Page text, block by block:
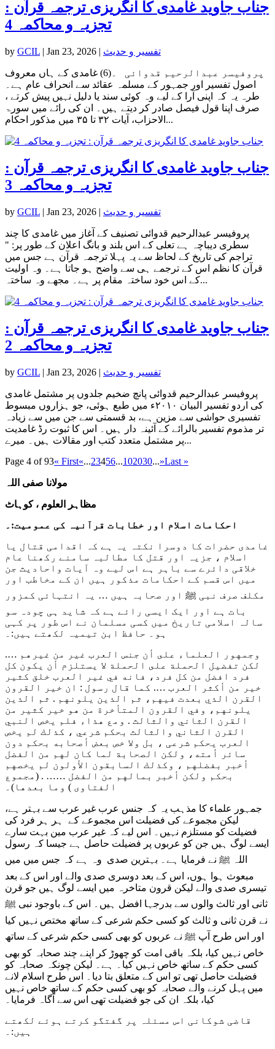
جناب جاوید غامدی کا انگریزی ترجمہ قرآن :
تجزیہ و محاکمہ 4
by GCIL | Jan 23, 2026 | تفسیر و حدیث
پروفیسر عبدالرحیم قدوائی ۔(6) غامدی کے ہاں معروف
اصول تفسیر اور جمہور کے مسلمہ عقائد سے انحراف عام ہے۔
طرہ یہ کہ اپنی آرا کے لیے وہ کوئی سند یا دلیل نہیں پیش کرتے ،
صرف اپنا قول فیصل صادر کر دیتے ہیں۔ ان کی رائے میں سورۃ
الاحزاب، آیات ۳۲ تا ۳۵ میں مذکور احکام...
جناب جاوید غامدی کا انگریزی ترجمہ قرآن :
تجزیہ و محاکمہ 3
by GCIL | Jan 23, 2026 | تفسیر و حدیث
پروفیسر عبدالرحیم قدوائی تصنیف کے آغاز میں غامدی کا چند
سطری دیباچہ ہے تعلی کے اس بلند و بانگ اعلان کے طور پر: "
تراجم کی تاریخ کے لحاظ سے یہ پہلا ترجمہ قرآن ہے جس میں
قرآن کا نظم اس کے ترجمے ہی سے واضح ہو جاتا ہے۔ وہ اولیت
کے اس خود ساختہ مقام پر ہے۔ مجھے وہ ساختہ...
جناب جاوید غامدی کا انگریزی ترجمہ قرآن :
تجزیہ و محاکمہ 2
by GCIL | Jan 23, 2026 | تفسیر و حدیث
پروفیسر عبدالرحیم قدوائی پانچ ضخیم جلدوں پر مشتمل غامدی
کی اردو تفسیر البیان ۲۰۱۰ء میں طبع ہوئی، جو ہزاروں مبسوط
تفسیری حواشی سے مزین ہے، بد قسمتی سے جن میں سے زیادہ
تر مذموم تفسیر بالرائے کے آئینہ دار ہیں۔ اس کا ثبوت رڈ غامدیت
پر مشتمل متعدد کتب اور مقالات ہیں۔ میرے...
Page 4 of 93« First«...23456...102030...»Last »
مظاہر العلوم ، کوہاٹ
احکامات اسلام اور خطابات قرآنیہ کی عمومیت:۔
غامدی حضرات کا دوسرا نکتہ یہ ہے کہ اقدامی قتال یا
اسلام ، جزیہ اور قتل کا مطالبہ سامنے رکھنا عام
خلاقی دائرے سے باہر ہے اس لیے وہ آیات واحادیث جن
میں اس قسم کے احکامات مذکور ہیں ان کے مخاطب اور
مکلف صرف نبی ﷺ اور صحابہ ہیں … یہ انتہائی کمزور
بات ہے اور ایک ایسی رائے ہے کہ شاید ہی چودہ سو
سالہ اسلامی تاریخ میں کسی مسلمان نے اس طور پر کہی
ہو۔ حافظ ابن تیمیہ لکھتے ہیں:۔
وجمهور العلماء على أن جنس العرب غير من غيرهم ….
لكن تفضيل الحملة على الحملة لا يستلزم أن يكون كل
فرد افضل من كل فرد، فانه في غير العرب خلق كثير
خير من أكثر العرب …. كما قال رسول : ان خير القرون
القرن الذي بعدت فيهم، ثم الذين يلونهم . ثم الذين
يلونهم، وفي القرون المتأخرة من هو خير كثير من
القرن الثاني والثالث . ومع هذاء فلم يخص النبي
القرن الثاني والثالث بحكم شرعي ، كذلك لم يخص
العرب يحكم شرعی ، بل ولا خص بعض أصحابه بحكم دون
سائر أمته، ولكن الصحابة لما كان لهم من الفضل
أخبر بفضلهم ، وكذلك السابقون الأولون لم يخصهم
بحكم ولكن أخبر بمالهم من الفضل …… . (مجموع
الفتاوى ) وما بعدها)۔
جمہور علماء کا مذہب یہ کہ جنس عرب غیر عرب سے بہتر ہے،
لیکن مجموعے کی فضیلت اس مجموعے کے ہر ہر فرد کی
فضیلت کو مستلزم نہیں۔ اس لیے کہ غیر عرب مین بہت سارے
ایسے لوگ ہیں جن کو عربوں پر فضیلت حاصل ہے جیسا کہ رسول
اللہ ﷺ نے فرمایا ہے۔ بہترین صدی وہ ہے کہ جس میں میں
مبعوث ہوا ہوں، اس کے بعد دوسری صدی والے اور اس کے بعد
تیسری صدی والے لیکن قرون متاخرہ میں ایسے لوگ ہیں جو قرن
ثانی اور ثالث والوں سے بدرجہا افضل ہیں۔ اس کے باوجود نبی ﷺ
نے قرن ثانی و ثالث کو کسی حکم شرعی کے ساتھ مختص نہیں کیا
اور اس طرح آپ ﷺ نے عربوں کو بھی کسی حکم شرعی کے ساتھ
خاص نہیں کیا، بلکہ باقی امت کو چھوڑ کر اپنے چند صحابہ کو بھی
کسی حکم کے ساتھ خاص نہیں کیا۔ ہے۔ لیکن چونکہ صحابہ کو
فضیلت حاصل تھی تو اس کے متعلق بتا دیا۔ اس طرح اسلام لانے
میں پہل کرنے والے صحابہ کو بھی کسی حکم کے ساتھ خاص نہیں
کیا، بلکہ ان کی جو فضیلت تھی اس سے آگاہ فرمایا۔
قاضی شوکانی اس مسئلہ پر گفتگو کرتے ہوئے لکھتے
ہیں:۔